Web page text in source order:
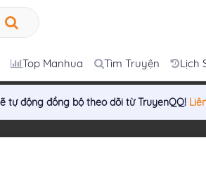
Top Manhua Tìm Truyện Lịch
tự động đồng bộ theo dõi từ TruyenQQ!